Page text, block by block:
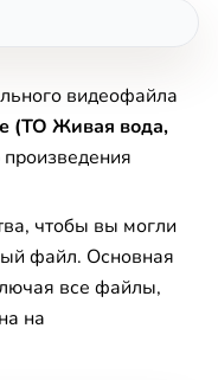
видеофайла
(ТО Живая вода,
чтобы вы могли
файл. Основная
все файлы,
на